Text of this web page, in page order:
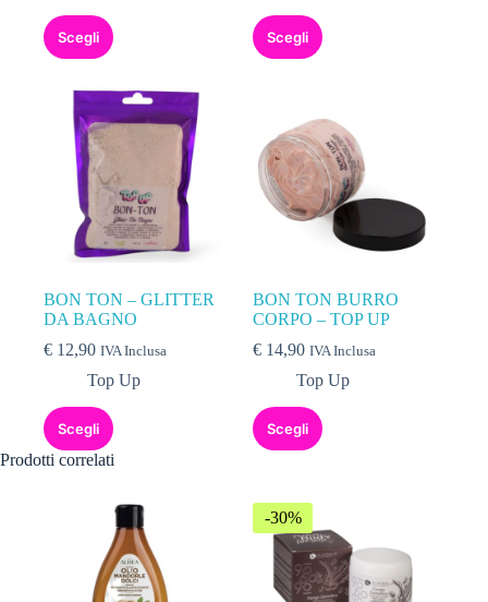
Scegli Scegli
BON TON – GLITTER
DA BAGNO
€ 12,90 IVA Inclusa
Top Up
Scegli
BON TON BURRO
CORPO – TOP UP
€ 14,90 IVA Inclusa
Top Up
Scegli
Prodotti correlati
-30%